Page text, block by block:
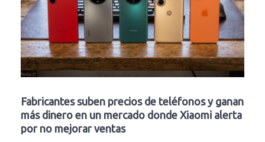
Fabricantes suben precios de teléfonos y ganan
más dinero en un mercado donde Xiaomi alerta
por no mejorar ventas